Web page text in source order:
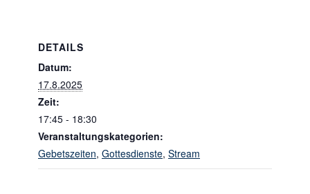
DETAILS
Datum:
17.8.2025
Zeit:
17:45 - 18:30
Veranstaltungskategorien:
Gebetszeiten, Gottesdienste, Stream